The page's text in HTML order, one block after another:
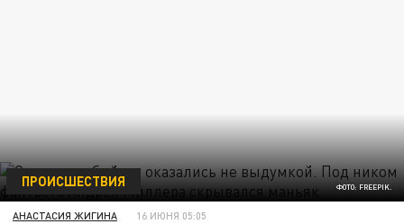
ФОТО: FREEPIK.
ПРОИСШЕСТВИЯ
АНАСТАСИЯ ЖИГИНА 16 ИЮНЯ 05:05